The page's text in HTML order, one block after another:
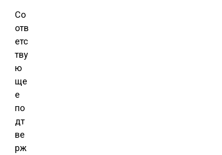
Со
отв
етс
тву
ю
ще
е
по
дт
ве
рж